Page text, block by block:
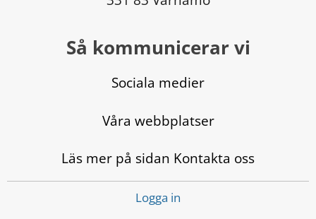
Så kommunicerar vi
Sociala medier
Våra webbplatser
Läs mer på sidan Kontakta oss
Logga in